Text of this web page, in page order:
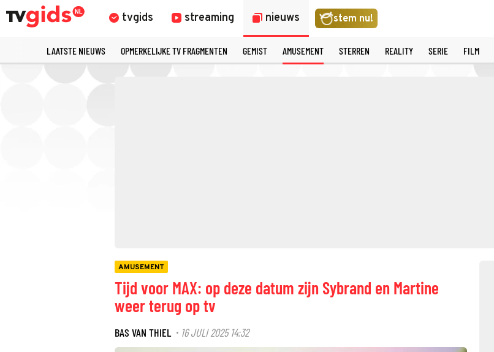
tvgids streaming nieuws stem nu!
LAATSTE NIEUWS OPMERKELIJKE TV FRAGMENTEN GEMIST AMUSEMENT STERREN REALITY SERIE FILM
AMUSEMENT
Tijd voor MAX: op deze datum zijn Sybrand en Martine
weer terug op tv
BAS VAN THIEL· 16 JULI 2025 14:32